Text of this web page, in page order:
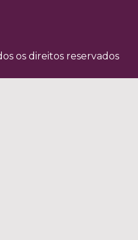
os direitos reservados